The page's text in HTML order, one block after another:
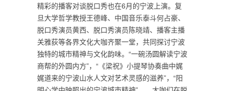
精彩的播客对谈脱口秀也在6月的宁波上演。复
旦大学哲学教授王德峰、中国音乐泰斗何占豪、
脱口秀演员黄西、脱口秀演员陈晓靖、播客主播
关雅荻等各界文化大咖齐聚一堂，共同探讨宁波
独特的城市精神与文化韵味。“一碗汤圆解读宁波
商帮的外圆内方”，“《梁祝》小提琴协奏曲中娓
娓道来的宁波山水人文对艺术灵感的滋养”，“阳